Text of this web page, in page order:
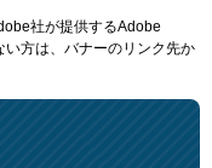
社が提供するAdobe
方は、バナーのリンク先か